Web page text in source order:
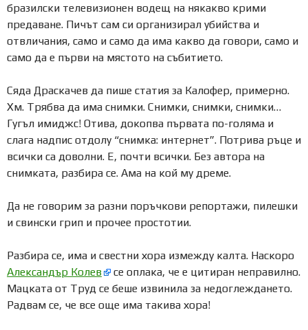
бразилски телевизионен водещ на някакво крими
предаване. Пичът сам си организирал убийства и
отвличания, само и само да има какво да говори, само и
само да е първи на мястото на събитието.
Сяда Драскачев да пише статия за Калофер, примерно.
Хм. Трябва да има снимки. Снимки, снимки, снимки…
Гугъл имиджс! Отива, докопва първата по-голяма и
слага надпис отдолу “снимка: интернет”. Потрива ръце и
всички са доволни. Е, почти всички. Без автора на
снимката, разбира се. Ама на кой му дреме.
Да не говорим за разни поръчкови репортажи, пилешки
и свински грип и прочее простотии.
Разбира се, има и свестни хора измежду калта. Наскоро
Александър Колев
се оплака, че е цитиран неправилно.
Мацката от Труд се беше извинила за недоглеждането.
Радвам се, че все още има такива хора!